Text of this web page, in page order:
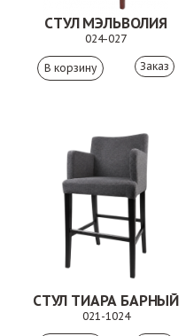
СТУЛ МЭЛЬВОЛИЯ
024-027
Заказ
СТУЛ ТИАРА БАРНЫЙ
021-1024